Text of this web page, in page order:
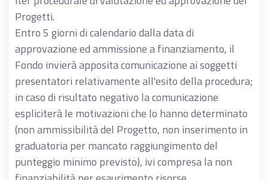
Progetti.
Entro 5 giorni di calendario dalla data di
approvazione ed ammissione a finanziamento, il
Fondo invierà apposita comunicazione ai soggetti
presentatori relativamente all'esito della procedura;
in caso di risultato negativo la comunicazione
espliciterà le motivazioni che lo hanno determinato
(non ammissibilità del Progetto, non inserimento in
graduatoria per mancato raggiungimento del
punteggio minimo previsto), ivi compresa la non